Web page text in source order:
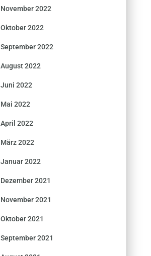
November 2022
Oktober 2022
September 2022
August 2022
Juni 2022
Mai 2022
April 2022
März 2022
Januar 2022
Dezember 2021
November 2021
Oktober 2021
September 2021